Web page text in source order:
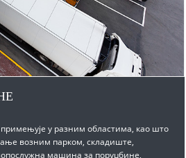
у разним областима, као што
возним парком, складиште,
машина за поруџбине,